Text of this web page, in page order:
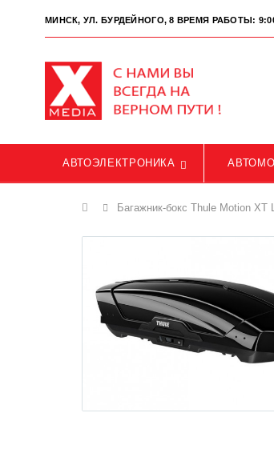
МИНСК, УЛ. БУРДЕЙНОГО, 8 ВРЕМЯ РАБОТЫ:
АВТОЭЛЕКТРОНИКА
Главная
Багажник-бокс Thule Motion XT L